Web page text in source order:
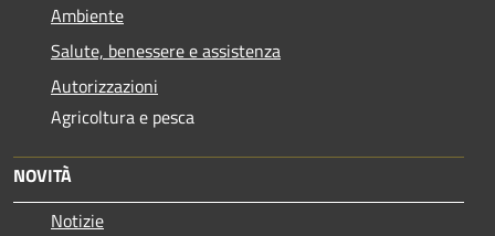
Ambiente
Salute, benessere e assistenza
Autorizzazioni
Agricoltura e pesca
NOVITÀ
Notizie